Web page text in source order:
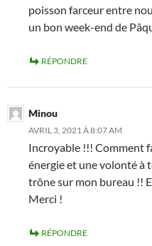
poisson farceur entre
un bon week-end de
RÉPONDRE
Minou
AVRIL 3, 2021 À 8:07 AM
Incroyable !!! Comment
énergie et une volonté à
trône sur mon bureau !!
Merci !
RÉPONDRE